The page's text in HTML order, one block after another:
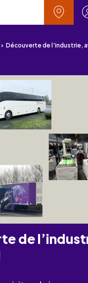
Découverte de l’industrie,
de